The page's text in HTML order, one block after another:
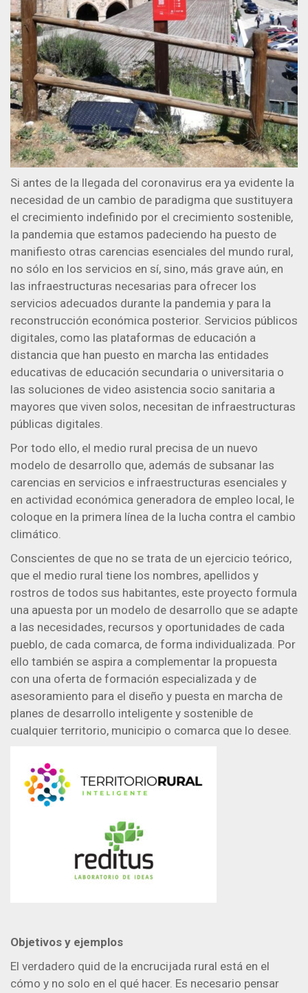
Si antes de la llegada del coronavirus era ya evidente la
necesidad de un cambio de paradigma que sustituyera
el crecimiento indefinido por el crecimiento sostenible,
la pandemia que estamos padeciendo ha puesto de
manifiesto otras carencias esenciales del mundo rural,
no sólo en los servicios en sí, sino, más grave aún, en
las infraestructuras necesarias para ofrecer los
servicios adecuados durante la pandemia y para la
reconstrucción económica posterior. Servicios públicos
digitales, como las plataformas de educación a
distancia que han puesto en marcha las entidades
educativas de educación secundaria o universitaria o
las soluciones de video asistencia socio sanitaria a
mayores que viven solos, necesitan de infraestructuras
públicas digitales.
Por todo ello, el medio rural precisa de un nuevo
modelo de desarrollo que, además de subsanar las
carencias en servicios e infraestructuras esenciales y
en actividad económica generadora de empleo local, le
coloque en la primera línea de la lucha contra el cambio
climático.
Conscientes de que no se trata de un ejercicio teórico,
que el medio rural tiene los nombres, apellidos y
rostros de todos sus habitantes, este proyecto formula
una apuesta por un modelo de desarrollo que se adapte
a las necesidades, recursos y oportunidades de cada
pueblo, de cada comarca, de forma individualizada. Por
ello también se aspira a complementar la propuesta
con una oferta de formación especializada y de
asesoramiento para el diseño y puesta en marcha de
planes de desarrollo inteligente y sostenible de
cualquier territorio, municipio o comarca que lo desee.
Objetivos y ejemplos
El verdadero quid de la encrucijada rural está en el
cómo y no solo en el qué hacer. Es necesario pensar